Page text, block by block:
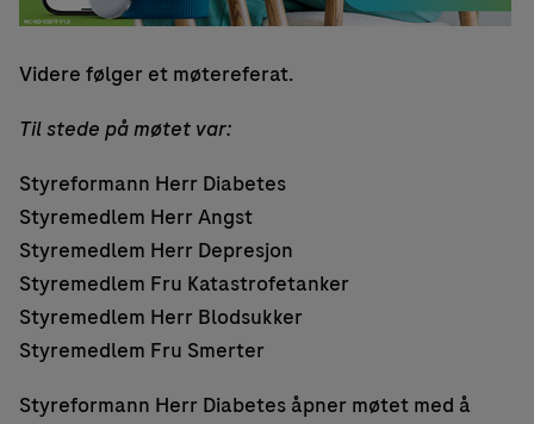
Videre følger et møtereferat.
Til stede på møtet var:
Styreformann Herr Diabetes
Styremedlem Herr Angst
Styremedlem Herr Depresjon
Styremedlem Fru Katastrofetanker
Styremedlem Herr Blodsukker
Styremedlem Fru Smerter
Styreformann Herr Diabetes åpner møtet med å